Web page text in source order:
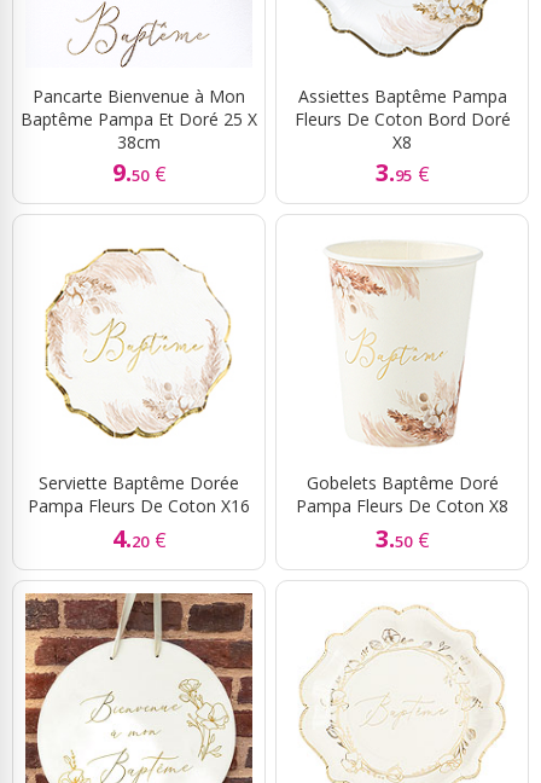
Pancarte Bienvenue à Mon
Baptême Pampa Et Doré 25 X
38cm
9.50 €
Assiettes Baptême Pampa
Fleurs De Coton Bord Doré
X8
3.95 €
Serviette Baptême Dorée
Pampa Fleurs De Coton X16
4.20 €
Gobelets Baptême Doré
Pampa Fleurs De Coton X8
3.50 €